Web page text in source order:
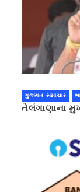
ગુજરાત સમાચાર
તેલંગાણાના